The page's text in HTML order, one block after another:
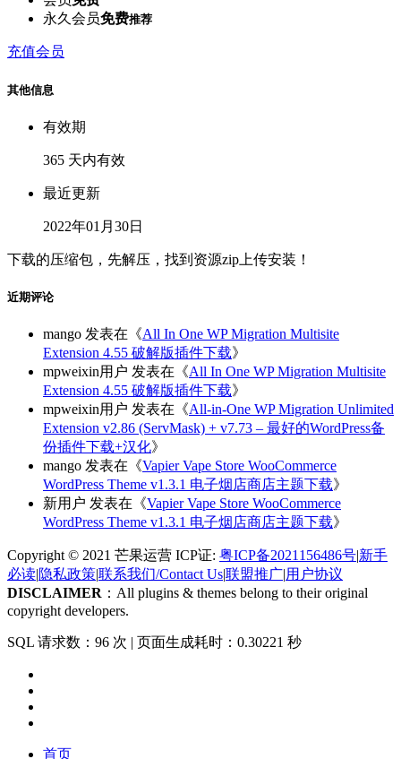
永久会员免费推荐
充值会员
其他信息
有效期
365 天内有效
最近更新
2022年01月30日
下载的压缩包，先解压，找到资源zip上传安装！
近期评论
mango 发表在《All In One WP Migration Multisite
Extension 4.55 破解版插件下载》
mpweixin用户 发表在《All In One WP Migration Multisite
Extension 4.55 破解版插件下载》
mpweixin用户 发表在《All-in-One WP Migration Unlimited
Extension v2.86 (ServMask) + v7.73 – 最好的WordPress备
份插件下载+汉化》
mango 发表在《Vapier Vape Store WooCommerce
WordPress Theme v1.3.1 电子烟店商店主题下载》
新用户 发表在《Vapier Vape Store WooCommerce
WordPress Theme v1.3.1 电子烟店商店主题下载》
Copyright © 2021 芒果运营 ICP证: 粤ICP备2021156486号|新手
必读|隐私政策|联系我们/Contact Us|联盟推广|用户协议
DISCLAIMER ：All plugins & themes belong to their original
copyright developers.
SQL 请求数：96 次 | 页面生成耗时：0.30221 秒
首页